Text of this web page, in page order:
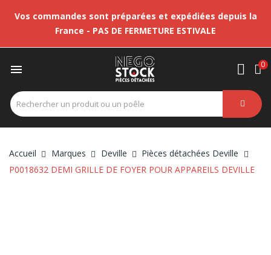
Vos commandes sont préparées et expédiées depuis la
France - PAS DE FERMETURE ESTIVALE
 0
Accueil Marques Deville
Pièces détachées Deville
P0018632 DEMI GRILLE DE FOYER POUR APPAREILS DEVILLE